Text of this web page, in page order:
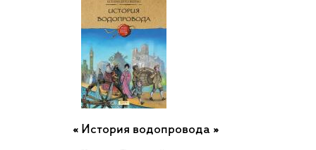
История водопровода »